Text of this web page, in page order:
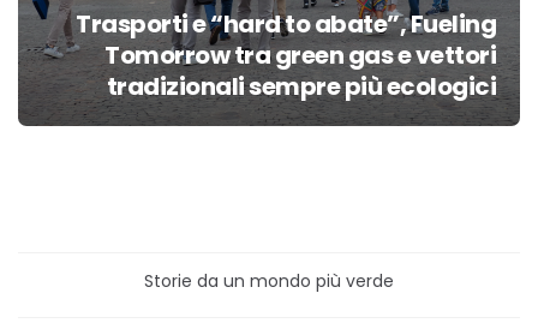
Trasporti e “hard to abate”, Fueling
Tomorrow tra green gas e vettori
tradizionali sempre più ecologici
Storie da un mondo più verde